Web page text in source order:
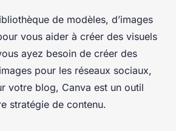
de modèles, d’images
vous aider à créer des visuels
ayez besoin de créer des
pour les réseaux sociaux,
votre blog, Canva est un outil
stratégie de contenu.